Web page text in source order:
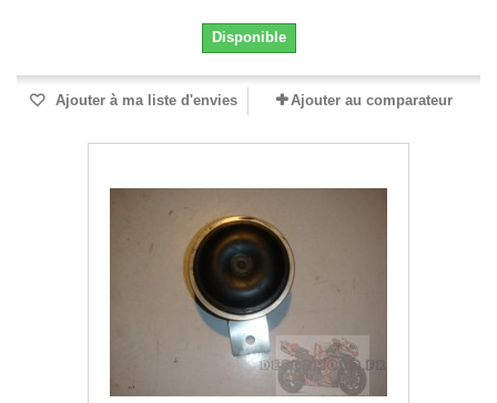
Disponible
Ajouter à ma liste d'envies Ajouter au comparateur